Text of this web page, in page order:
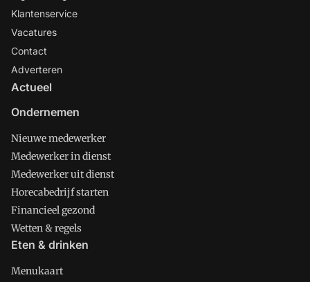
Klantenservice
Vacatures
Contact
Adverteren
Actueel
Ondernemen
Nieuwe medewerker
Medewerker in dienst
Medewerker uit dienst
Horecabedrijf starten
Financieel gezond
Wetten & regels
Eten & drinken
Menukaart